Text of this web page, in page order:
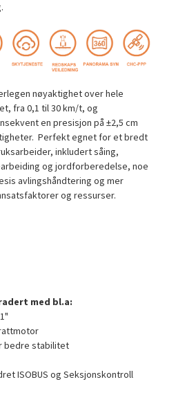
nøyaktighet over hele
fra 0,1 til 30 km/t, og
en presisjon på ±2,5 cm
Perfekt egnet for et bredt
inkludert såing,
og jordforberedelse, noe
avlingshåndtering og mer
og ressurser.
med bl.a:
bedre stabilitet
ISOBUS og Seksjonskontroll